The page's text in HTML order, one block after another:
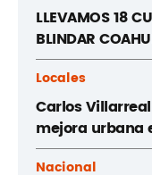
LLEVAMOS 18
BLINDAR
Locales
Carlos
mejora urbana
Nacional